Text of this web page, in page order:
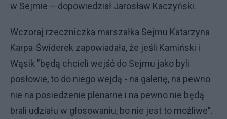
w Sejmie – dopowiedział Jarosław Kaczyński.
Wczoraj rzeczniczka marszałka Sejmu Katarzyna
Karpa-Świderek zapowiadała, że jeśli Kamiński i
Wąsik "będą chcieli wejść do Sejmu jako byli
posłowie, to do niego wejdą - na galerię, na pewno
nie na posiedzenie plenarne i na pewno nie będą
brali udziału w głosowaniu, bo nie jest to możliwe".